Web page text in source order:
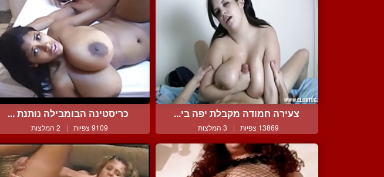
צעירה חמודה מקבלת יפה בי...
13869 צפיות | 3 המלצות
כריסטינה הבומבילה נותנת ...
9109 צפיות | 2 המלצות